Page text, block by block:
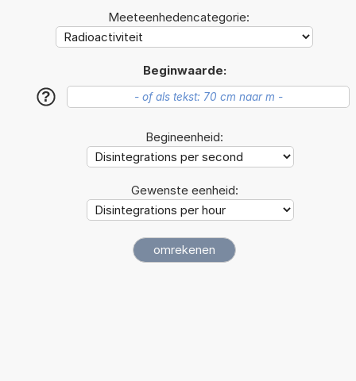
Meeteenhedencategorie:
Beginwaarde:
?
Begineenheid:
Gewenste eenheid: